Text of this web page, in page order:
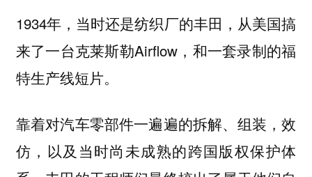
1934年，当时还是纺织厂的丰田，从美国搞
来了一台克莱斯勒Airflow，和一套录制的福
特生产线短片。
靠着对汽车零部件一遍遍的拆解、组装，效
仿，以及当时尚未成熟的跨国版权保护体